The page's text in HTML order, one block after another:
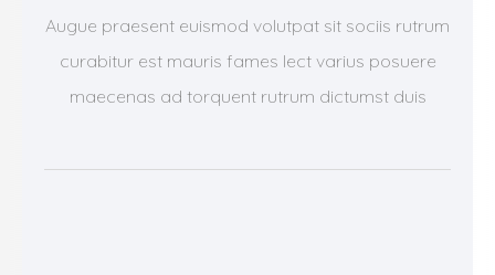
Augue praesent euismod volutpat sit sociis rutrum
curabitur est mauris fames lect varius posuere
maecenas ad torquent rutrum dictumst duis